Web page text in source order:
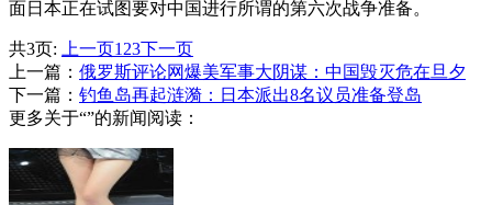
面日本正在试图要对中国进行所谓的第六次战争准备。
共3页: 上一页1 23下一页
上一篇： 俄罗斯评论网爆美军事大阴谋：中国毁灭危在旦夕
下一篇： 钓鱼岛再起涟漪：日本派出8名议员准备登岛
更多关于“”的新闻阅读：